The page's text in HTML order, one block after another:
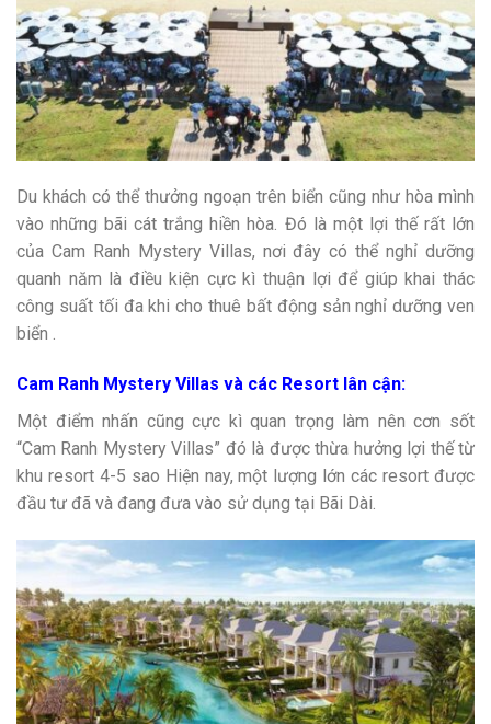
Du khách có thể thưởng ngoạn trên biển cũng như hòa mình
vào những bãi cát trắng hiền hòa. Đó là một lợi thế rất lớn
của Cam Ranh Mystery Villas, nơi đây có thể nghỉ dưỡng
quanh năm là điều kiện cực kì thuận lợi để giúp khai thác
công suất tối đa khi cho thuê bất động sản nghỉ dưỡng ven
biển .
Cam Ranh Mystery Villas và các Resort lân cận:
Một điểm nhấn cũng cực kì quan trọng làm nên cơn sốt
“Cam Ranh Mystery Villas” đó là được thừa hưởng lợi thế từ
khu resort 4-5 sao Hiện nay, một lượng lớn các resort được
đầu tư đã và đang đưa vào sử dụng tại Bãi Dài.